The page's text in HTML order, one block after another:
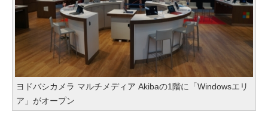
ヨドバシカメラ マルチメディア Akibaの1階に「Windowsエリ
ア」がオープン